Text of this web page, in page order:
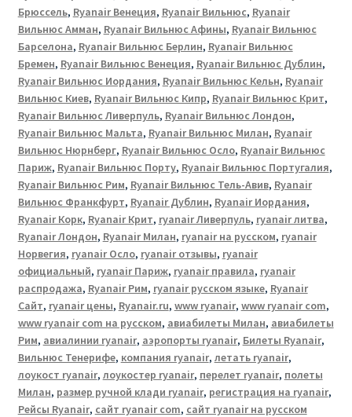
Брюссель, Ryanair Венеция, Ryanair Вильнюс, Ryanair
Вильнюс Амман, Ryanair Вильнюс Афины, Ryanair Вильнюс
Барселона, Ryanair Вильнюс Берлин, Ryanair Вильнюс
Бремен, Ryanair Вильнюс Венеция, Ryanair Вильнюс Дублин,
Ryanair Вильнюс Иордания, Ryanair Вильнюс Кельн, Ryanair
Вильнюс Киев, Ryanair Вильнюс Кипр, Ryanair Вильнюс Крит,
Ryanair Вильнюс Ливерпуль, Ryanair Вильнюс Лондон,
Ryanair Вильнюс Мальта, Ryanair Вильнюс Милан, Ryanair
Вильнюс Нюрнберг, Ryanair Вильнюс Осло, Ryanair Вильнюс
Париж, Ryanair Вильнюс Порту, Ryanair Вильнюс Португалия,
Ryanair Вильнюс Рим, Ryanair Вильнюс Тель-Авив, Ryanair
Вильнюс Франкфурт, Ryanair Дублин, Ryanair Иордания,
Ryanair Корк, Ryanair Крит, ryanair Ливерпуль, ryanair литва,
Ryanair Лондон, Ryanair Милан, ryanair на русском, ryanair
Норвегия, ryanair Осло, ryanair отзывы, ryanair
официальный, ryanair Париж, ryanair правила, ryanair
распродажа, Ryanair Рим, ryanair русском языке, Ryanair
Сайт, ryanair цены, Ryanair.ru, www ryanair, www ryanair com,
www ryanair com на русском, авиабилеты Милан, авиабилеты
Рим, авиалинии ryanair, аэропорты ryanair, Билеты Ryanair,
Вильнюс Тенерифе, компания ryanair, летать ryanair,
лоукост ryanair, лоукостер ryanair, перелет ryanair, полеты
Милан, размер ручной клади ryanair, регистрация на ryanair,
Рейсы Ryanair, сайт ryanair com, сайт ryanair на русском